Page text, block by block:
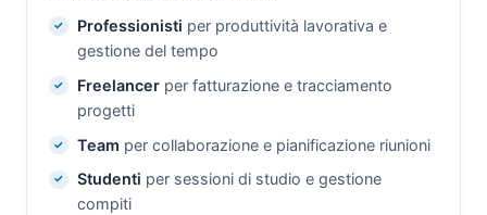
Professionisti per produttività lavorativa e
gestione del tempo
Freelancerper fatturazione e tracciamento
progetti
Team per collaborazione e pianificazione riunioni
Studenti per sessioni di studio e gestione
compiti